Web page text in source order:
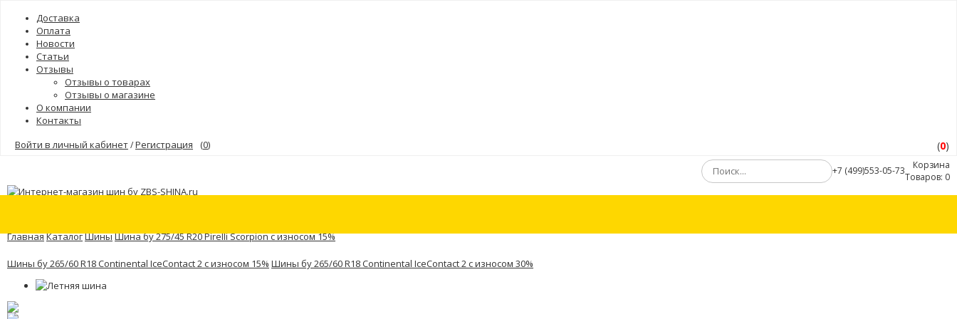
Доставка
Оплата
Новости
Статьи
Отзывы
Отзывы о товарах
Отзывы о магазине
О компании
Контакты
Войти в личный кабинет/Регистрация (0) (0)
+7 (499)553-05-73
Корзина
Товаров: 0
ГлавнаяКаталогШиныШина бу 275/45 R20 Pirelli Scorpion с износом 15%
Шины бу 265/60 R18 Continental IceContact 2 с износом 15% Шины бу 265/60 R18 Continental IceContact 2 с износом 30%